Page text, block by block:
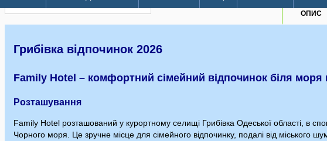
ОПИС
Грибівка відпочинок 2026
Family Hotel – комфортний сімейний відпочинок біля моря
Розташування
Family Hotel розташований у курортному селищі Грибівка Одеської області, в
Чорного моря. Це зручне місце для сімейного відпочинку, подалі від міського